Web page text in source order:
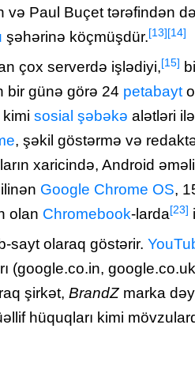
və Paul Buçet tərəfindən
şəhərinə köçmüşdür.[13][14]
çox serverdə işlədiyi,[15]
bir günə görə 24 petabayt
kimi sosial şəbəkə alətləri
, şəkil göstərmə və
xaricində, Android
Google Chrome OS,
olan Chromebook-larda[23]
sayt olaraq göstərir.
(google.co.in,
şirkət, BrandZ marka
hüquqları kimi